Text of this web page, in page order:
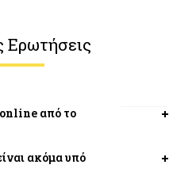
Ερωτήσεις
από το
ακόμα υπό